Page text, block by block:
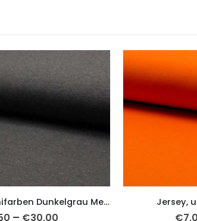
French Terry, unifarben Dunkelgrau Melange, Sweatshirtstoff brushed
– €30,00
Jersey,
€